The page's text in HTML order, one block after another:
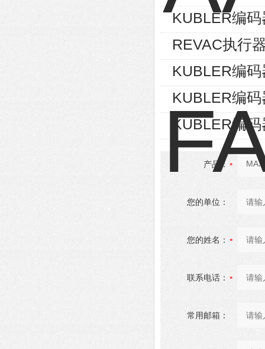
KUBLER编
REVAC执行
KUBLER编
KUBLER编
KUBLER编
产品：
您的单位：
您的姓名：
联系电话：
常用邮箱：